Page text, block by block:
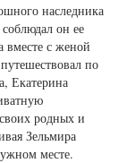
наследника
он ее
вместе с женой
по
Екатерина
родных и
Зельмира
месте.